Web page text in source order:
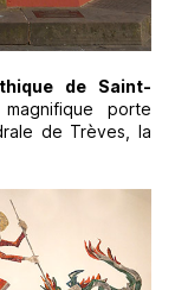
de Saint-
porte
de Trèves, la